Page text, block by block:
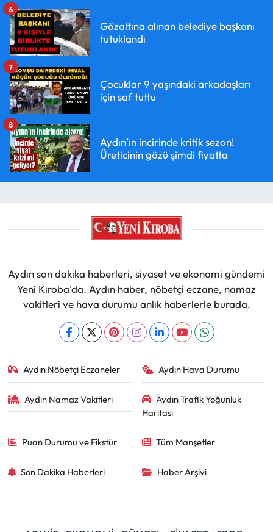
Gözaltına alınan belediye başkanı
tutuklandı
6
Çocuklar 9 yaşındaki arkadaşları
için saf tuttu
7
Aydın’ın incirinde kritik sezon!
Üreticinin gözü şimdi fiyatta
8
Aydın son dakika haberleri, siyaset ve ekonomi gündemi
Yeni Kıroba'da. Aydın haber, nöbetçi eczane, namaz
vakitleri ve hava durumu anlık haberlerle burada.
Aydın Nöbetçi Eczaneler Aydın Hava Durumu
Aydin Namaz Vakitleri
Aydın Trafik Yoğunluk
Haritası
Puan Durumu ve Fikstür Tüm Manşetler
Son Dakika Haberleri Haber Arşivi